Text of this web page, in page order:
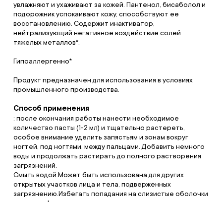
увлажняют и ухаживают за кожей. Пантенол, бисаболол и
подорожник успокаивают кожу, способствуют ее
восстановлению. Содержит инактиватор,
нейтрализующий негативное воздействие солей
тяжелых металлов*.
Гипоаллергенно*
Продукт предназначен для использования в условиях
промышленного производства.
Способ применения
: после окончания работы нанести необходимое
количество пасты (1-2 мл) и тщательно растереть,
особое внимание уделить запястьям и зонам вокруг
ногтей, под ногтями, между пальцами. Добавить немного
воды и продолжать растирать до полного растворения
загрязнений.
Смыть водой.Может быть использована для других
открытых участков лица и тела, подверженных
загрязнению.Избегать попадания на слизистые оболочки